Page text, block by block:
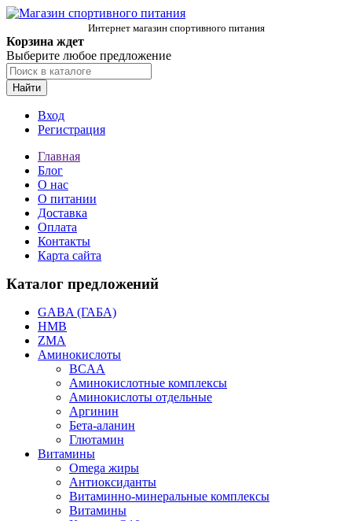
Интернет магазин спортивного питания
Корзина ждет
Выберите любое предложение
Найти
Вход
Регистрация
Главная
Блог
О нас
О питании
Доставка
Оплата
Контакты
Карта сайта
Каталог предложений
GABA (ГАБА)
HMB
ZMA
Аминокислоты
BCAA
Аминокислотные комплексы
Аминокислоты отдельные
Аргинин
Бета-аланин
Глютамин
Витамины
Omega жиры
Антиоксиданты
Витаминно-минеральные комплексы
Витамины